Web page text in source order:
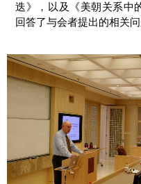
迭》，以及《美朝关系中
回答了与会者提出的相关问